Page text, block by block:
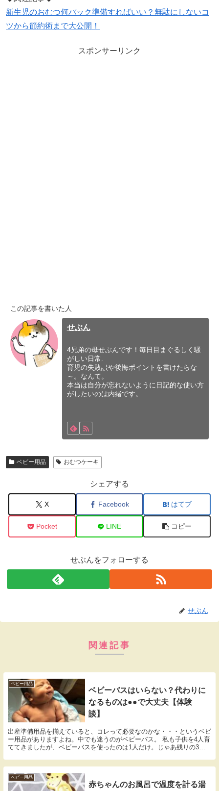
新生児のおむつ何パック準備すればいい？無駄にしないコ
ツから節約術まで大公開！
スポンサーリンク
この記事を書いた人
せぶん
4兄弟の母せぶんです！毎日目まぐるしく騒
がしい日常。
育児の失敗談や後悔ポイントを書けたらな
～。なんて。
本当は自分が忘れないように日記的な使い方
がしたいのは内緒です。
ベビー用品 おむつケーキ
シェアする
X Facebook はてブ
Pocket LINE コピー
せぶんをフォローする
せぶん
関連記事
ベビー用品
ベビーバスはいらない？代わりに
なるものは●●で大丈夫【体験
談】
出産準備用品を揃えていると、コレって必要なのかな・・・というベビ
ー用品がありますよね。中でも迷うのがベビーバス。 私も子供を4人育
ててきましたが、ベビーバスを使ったのは1人だけ。じゃあ残りの3人
で沐浴した体験談をまとめました！
ベビー用品
赤ちゃんのお風呂で温度を計る湯